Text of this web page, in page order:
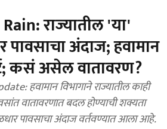
राज्यातील 'या'
अंदाज; हवामान
कसं असेल वातावरण?
विभागाने राज्यातील काही
वातावरणात बदल होण्याची शक्यता
पावसाचा अंदाज वर्तवण्यात आला आहे.